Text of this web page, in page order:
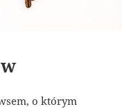
o którym